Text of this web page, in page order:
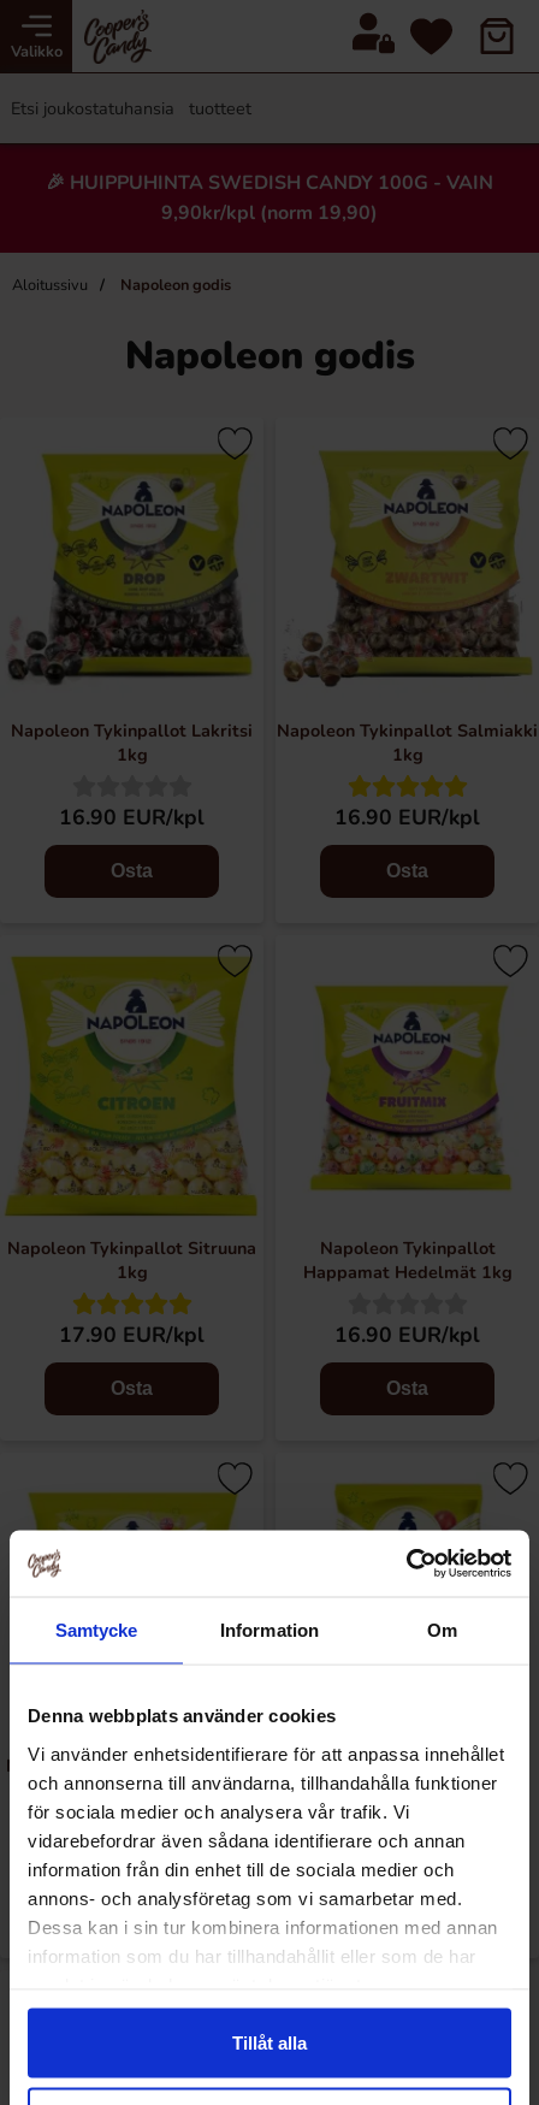
Samtycke Information Om
Denna webbplats använder cookies
Vi använder enhetsidentifierare för att anpassa innehållet
och annonserna till användarna, tillhandahålla funktioner
för sociala medier och analysera vår trafik. Vi
vidarebefordrar även sådana identifierare och annan
information från din enhet till de sociala medier och
annons- och analysföretag som vi samarbetar med.
Dessa kan i sin tur kombinera informationen med annan
information som du har tillhandahållit eller som de har
Tillåt alla
Valikko
🎉 HUIPPUHINTA SWEDISH CANDY 100G - VAIN
9,90kr/kpl (norm 19,90)
Aloitussivu Napoleon godis
Napoleon godis
Napoleon Tykinpallot Lakritsi
1kg
16.90 EUR/kpl
Osta
Napoleon Tykinpallot Salmiakki
1kg
16.90 EUR/kpl
Osta
Napoleon Tykinpallot Sitruuna
1kg
17.90 EUR/kpl
Osta
Napoleon Tykinpallot
Happamat Hedelmät 1kg
16.90 EUR/kpl
Osta
Napoleon Tykinpallot Vadelma
1kg
16.90 EUR/kpl
Osta
Napoleon Tykinpallot
Vesimeloni 1kg
16.90 EUR/kpl
Osta